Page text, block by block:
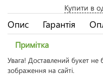
Купити в
Опис Гарантія
Примітка
Увага! Доставлений букет
зображення на сайті.